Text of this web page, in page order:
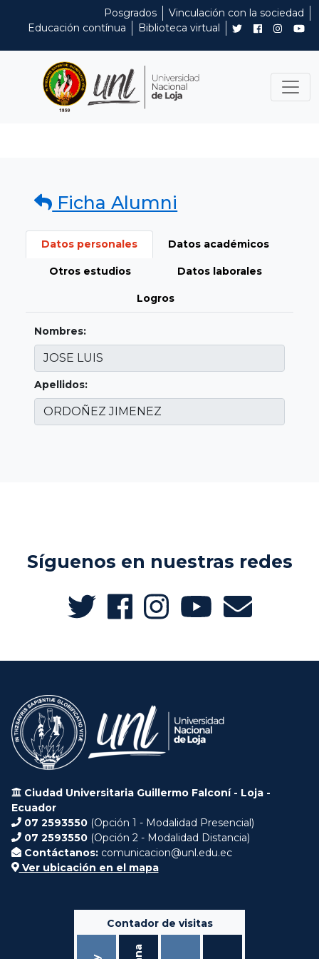
Posgrados
Vinculación con la sociedad
Educación contínua
Biblioteca virtual
Ficha Alumni
Datos personales Datos académicos
Otros estudios Datos laborales
Logros
Nombres:
Apellidos:
Síguenos en nuestras redes
Ciudad Universitaria Guillermo Falconí - Loja -
Ecuador
07 2593550 (Opción 1 - Modalidad Presencial)
07 2593550 (Opción 2 - Modalidad Distancia)
Contáctanos: comunicacion@unl.edu.ec
Ver ubicación en el mapa
Contador de visitas